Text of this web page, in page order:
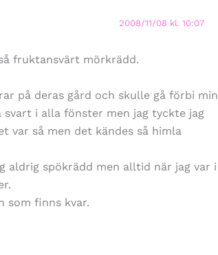
2008/11/08 kl. 10:07
fruktansvärt mörkrädd.
på deras gård och skulle gå förbi min
i alla fönster men jag tyckte jag
var så men det kändes så himla
aldrig spökrädd men alltid när jag var i
som finns kvar.